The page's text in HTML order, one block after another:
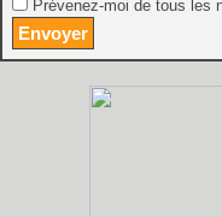
Prévenez-moi de tous les